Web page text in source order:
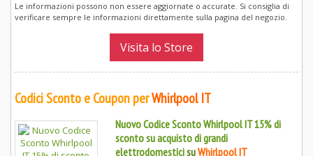
Le informazioni possono non essere aggiornate o accurate. Si consiglia di
verificare sempre le informazioni direttamente sulla pagina del negozio.
Visita lo Store
Codici Sconto e Coupon perWhirlpool IT
Nuovo Codice Sconto Whirlpool IT 15% di
sconto su acquisto di grandi
elettrodomesticisuWhirlpool IT